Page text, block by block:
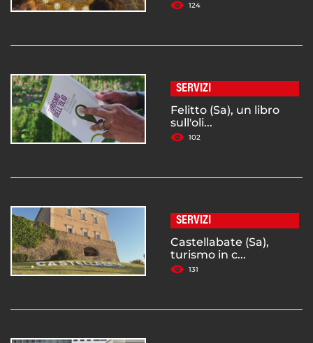
124
SERVIZI
Felitto (Sa), un libro
sull'oli...
102
SERVIZI
Castellabate (Sa),
turismo in c...
131